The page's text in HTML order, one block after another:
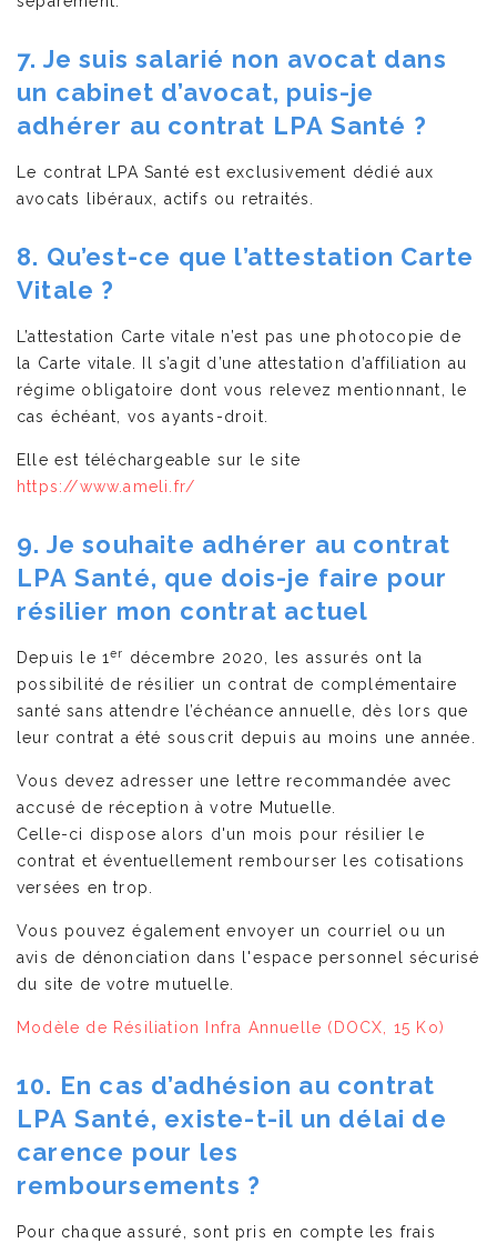
7. Je suis salarié non avocat dans
un cabinet d’avocat, puis-je
adhérer au contrat LPA Santé ?
Le contrat LPA Santé est exclusivement dédié aux
avocats libéraux, actifs ou retraités.
8. Qu’est-ce que l’attestation Carte
Vitale ?
L’attestation Carte vitale n’est pas une photocopie de
la Carte vitale. Il s’agit d’une attestation d’affiliation au
régime obligatoire dont vous relevez mentionnant, le
cas échéant, vos ayants-droit.
Elle est téléchargeable sur le site
https://www.ameli.fr/
9. Je souhaite adhérer au contrat
LPA Santé, que dois-je faire pour
résilier mon contrat actuel
Depuis le 1er
décembre 2020, les assurés ont la
possibilité de résilier un contrat de complémentaire
santé sans attendre l’échéance annuelle, dès lors que
leur contrat a été souscrit depuis au moins une année.
Vous devez adresser une lettre recommandée avec
accusé de réception à votre Mutuelle.
Celle-ci dispose alors d'un mois pour résilier le
contrat et éventuellement rembourser les cotisations
versées en trop.
Vous pouvez également envoyer un courriel ou un
avis de dénonciation dans l'espace personnel sécurisé
du site de votre mutuelle.
Modèle de Résiliation Infra Annuelle (DOCX, 15 Ko)
10. En cas d’adhésion au contrat
LPA Santé, existe-t-il un délai de
carence pour les
remboursements ?
Pour chaque assuré, sont pris en compte les frais